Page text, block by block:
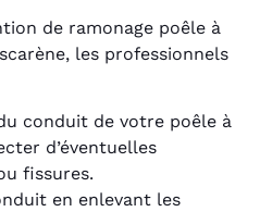
de ramonage poêle à
les professionnels
conduit de votre poêle à
d’éventuelles
fissures.
en enlevant les